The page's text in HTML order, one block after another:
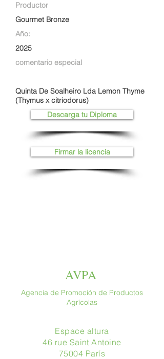
Productor
Gourmet Bronze
Año:
2025
comentario especial
Quinta De Soalheiro Lda Lemon Thyme
(Thymus x citriodorus)
Descarga tu Diploma
Firmar la licencia
AVPA
Agencia de Promoción de Productos
Agrícolas
Espace altura
46 rue Saint Antoine
75004 París